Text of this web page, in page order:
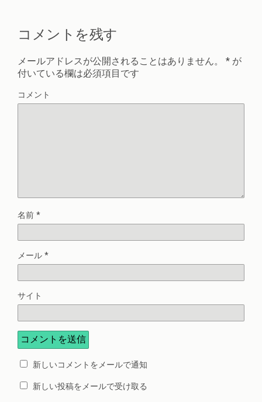
コメントを残す
メールアドレスが公開されることはありません。 * が
付いている欄は必須項目です
コメント
名前 *
メール *
サイト
新しいコメントをメールで通知
新しい投稿をメールで受け取る